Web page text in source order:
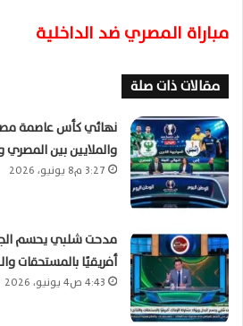
مباراة المصري ضد الداخلية
مقالات ذات صلة
نهائي كأس عاصمة مصر
والملايين بين المصري
3:27 م8 يونيو، 2026
مدحت شلبي يحسم
أفريقيًا بالمستحقات
4:43 ص4 يونيو، 2026